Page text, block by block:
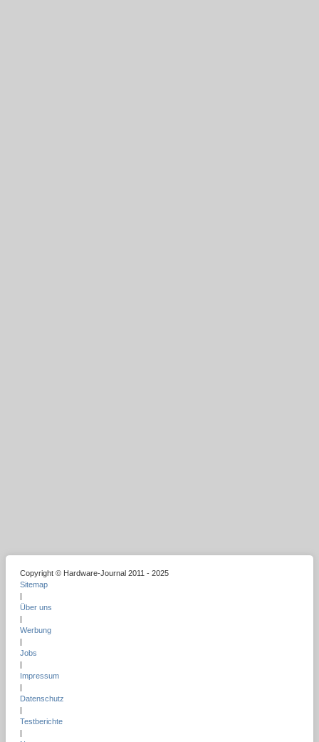
Copyright © Hardware-Journal 2011 - 2025
Sitemap
|
Über uns
|
Werbung
|
Jobs
|
Impressum
|
Datenschutz
|
Testberichte
|